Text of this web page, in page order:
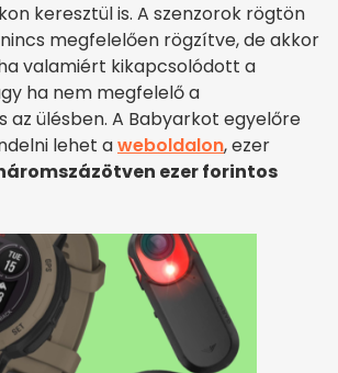
keresztül is. A szenzorok rögtön
nincs megfelelően rögzítve, de akkor
valamiért kikapcsolódott a
ha nem megfelelő a
az ülésben. A Babyarkot egyelőre
lehet aweboldalon, ezer
ezer forintos